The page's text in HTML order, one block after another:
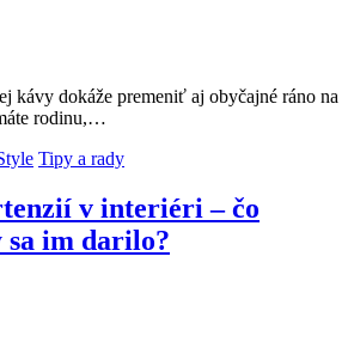
kávy dokáže premeniť aj obyčajné ráno na
rodinu,…
Tipy a rady
v interiéri – čo
im darilo?